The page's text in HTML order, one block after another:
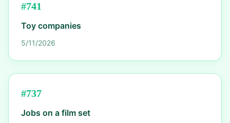
#741
Toy companies
5/11/2026
#737
Jobs on a film set